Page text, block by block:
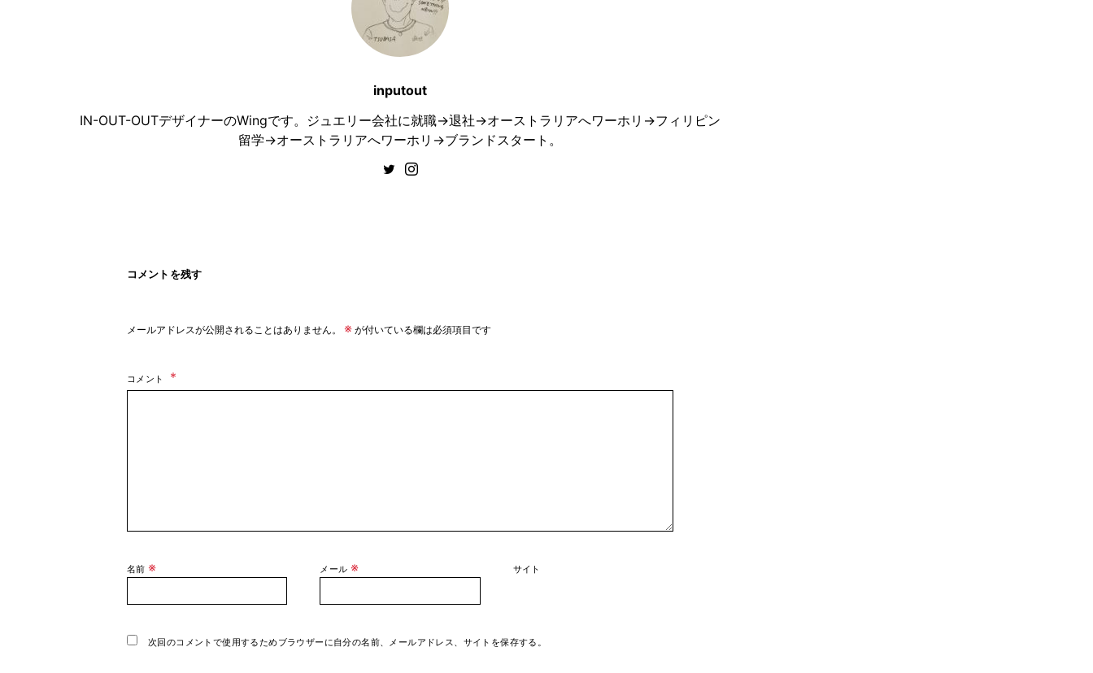
inputout
IN-OUT-OUTデザイナーのWingです。ジュエリー会社に就職→退社→オーストラリアへワーホリ→フィリピン
留学→オーストラリアへワーホリ→ブランドスタート。
コメントを残す
メールアドレスが公開されることはありません。 ※ が付いている欄は必須項目です
コメント
名前 ※ メール ※ サイト
次回のコメントで使用するためブラウザーに自分の名前、メールアドレス、サイトを保存する。